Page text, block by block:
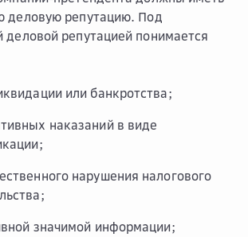
деловую репутацию. Под
деловой репутацией понимается
или банкротства;
наказаний в виде
нарушения налогового
значимой информации;